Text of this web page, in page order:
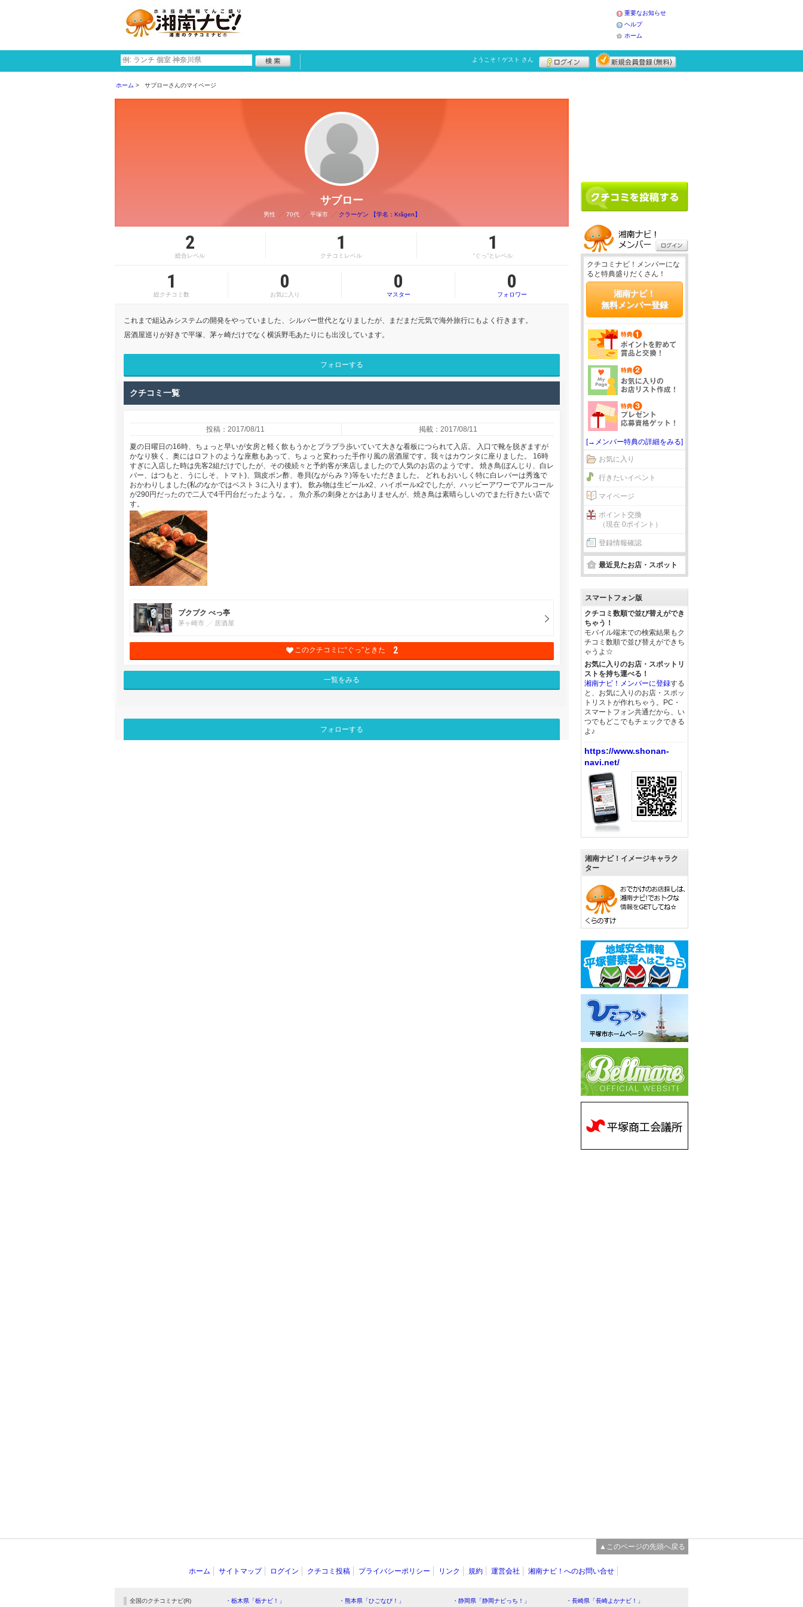
重要なお知らせ
ヘルプ
ホーム
ようこそ！ ゲスト さん
ホーム サブローさんのマイページ
サブロー
男性 70代 平塚市 クラーゲン 【学名：Krâgen】
2
総合レベル
1
クチコミレベル
1
“ぐっ”とレベル
1
総クチコミ数
0
お気に入り
0
マスター
0
フォロワー
これまで組込みシステムの開発をやっていました、シルバー世代となりましたが、まだまだ元気で海外旅行にもよく行きます。
居酒屋巡りが好きで平塚、茅ヶ崎だけでなく横浜野毛あたりにも出没しています。
フォローする
クチコミ一覧
投稿：2017/08/11 掲載：2017/08/11
夏の日曜日の16時、ちょっと早いが女房と軽く飲もうかとブラブラ歩いていて大きな看板につられて入店。 入口で靴を脱ぎますが
かなり狭く、奥にはロフトのような座敷もあって、ちょっと変わった手作り風の居酒屋です。我々はカウンタに座りました。 16時
すぎに入店した時は先客2組だけでしたが、その後続々と予約客が来店しましたので人気のお店のようです。 焼き鳥(ぼんじり、白レ
バー、はつもと、うにしそ、トマト)、鶏皮ポン酢、巻貝(ながらみ？)等をいただきました。 どれもおいしく特に白レバーは秀逸で
おかわりしました(私のなかではベスト３に入ります)。 飲み物は生ビールx2、ハイボールx2でしたが、ハッピーアワーでアルコール
が290円だったので二人で4千円台だったような。。 魚介系の刺身とかはありませんが、焼き鳥は素晴らしいのでまた行きたい店で
す。
プクプク べっ亭
茅ヶ崎市 居酒屋
このクチコミに“ぐっ”ときた 2
一覧をみる
フォローする
クチコミナビ！メンバーにな
ると特典盛りだくさん！
湘南ナビ！
無料メンバー登録
[→メンバー特典の詳細をみる]
お気に入り
行きたいイベント
マイページ
ポイント交換
（現在 0ポイント）
登録情報確認
最近見たお店・スポット
スマートフォン版
クチコミ数順で並び替えができ
ちゃう！
モバイル端末での検索結果もク
チコミ数順で並び替えができち
ゃうよ☆
お気に入りのお店・スポットリ
ストを持ち運べる！
湘南ナビ！メンバーに登録する
と、お気に入りのお店・スポッ
トリストが作れちゃう。PC・
スマートフォン共通だから、い
つでもどこでもチェックできる
よ♪
https://www.shonan-
navi.net/
湘南ナビ！イメージキャラク
ター
▲このページの先頭へ戻る
ホーム サイトマップ ログイン クチコミ投稿 プライバシーポリシー リンク 規約 運営会社 湘南ナビ！へのお問い合せ
全国のクチコミナビ(R) ・栃木県「栃ナビ！」 ・熊本県「ひごなび！」 ・静岡県「静岡ナビっち！」 ・長崎県「長崎よかナビ！」